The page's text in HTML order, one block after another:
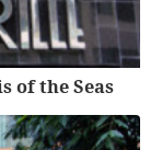
of the Seas